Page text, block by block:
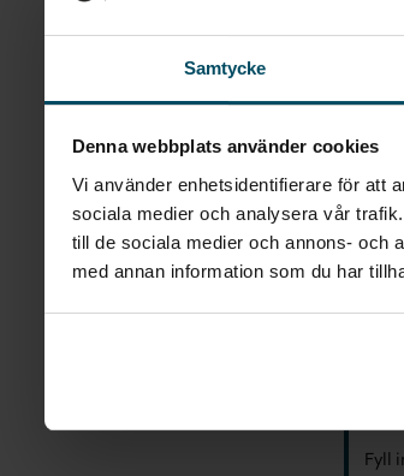
Samtycke
Denna webbplats använder cookies
Vi använder enhetsidentifierare för att
sociala medier och analysera vår
till de sociala medier och annons- och
med annan information som du har
Fyll